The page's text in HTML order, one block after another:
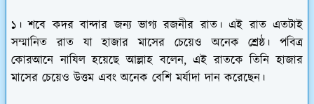
১। শবে কদর বান্দার জন্য ভাগ্য রজনীর রাত। এই রাত এতটাই
সম্মানিত রাত যা হাজার মাসের চেয়েও অনেক শ্রেষ্ঠ। পবিত্র
কোরআনে নাযিল হয়েছে আল্লাহ বলেন, এই রাতকে তিনি হাজার
মাসের চেয়েও উত্তম এবং অনেক বেশি মর্যাদা দান করেছেন।